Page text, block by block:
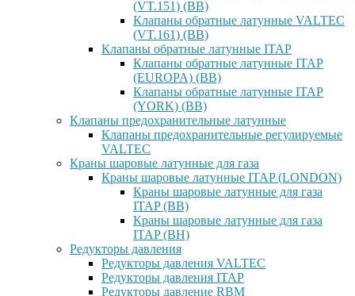
(VT.151) (ВВ)
Клапаны обратные латунные VALTEC
(VT.161) (ВВ)
Клапаны обратные латунные ITAP
Клапаны обратные латунные ITAP
(EUROPA) (ВВ)
Клапаны обратные латунные ITAP
(YORK) (ВВ)
Клапаны предохранительные латунные
Клапаны предохранительные регулируемые
VALTEC
Краны шаровые латунные для газа
Краны шаровые латунные ITAP (LONDON)
Краны шаровые латунные для газа
ITAP (ВВ)
Краны шаровые латунные для газа
ITAP (ВН)
Редукторы давления
Редукторы давления VALTEC
Редукторы давления ITAP
Редукторы давление RBM